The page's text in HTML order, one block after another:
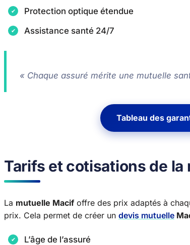
Protection optique étendue
Assistance santé 24/7
« Chaque assuré mérite une mutuelle
Tableau des
Tarifs et cotisations de
La mutuelle Macif offre des prix adaptés à
prix. Cela permet de créer un devis mutuelle
L’âge de l’assuré